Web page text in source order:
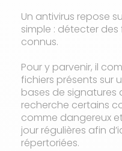
Un antivirus repose
simple : détecter
connus.
Pour y parvenir, il
fichiers présents sur
bases de signatures
recherche certains
comme dangereux
jour régulières afin
répertoriées.